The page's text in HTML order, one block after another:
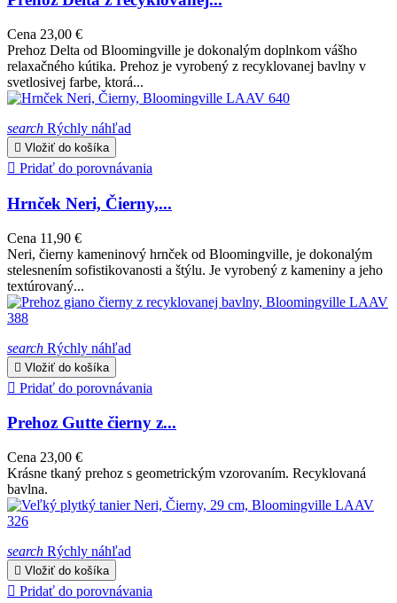
Cena 23,00 €
Prehoz Delta od Bloomingville je dokonalým doplnkom vášho
relaxačného kútika. Prehoz je vyrobený z recyklovanej bavlny v
svetlosivej farbe, ktorá...
search Rýchly náhľad
 Vložiť do košíka
 Pridať do porovnávania
Hrnček Neri, Čierny,...
Cena 11,90 €
Neri, čierny kameninový hrnček od Bloomingville, je dokonalým
stelesnením sofistikovanosti a štýlu. Je vyrobený z kameniny a jeho
textúrovaný...
search Rýchly náhľad
 Vložiť do košíka
 Pridať do porovnávania
Prehoz Gutte čierny z...
Cena 23,00 €
Krásne tkaný prehoz s geometrickým vzorovaním. Recyklovaná
bavlna.
search Rýchly náhľad
 Vložiť do košíka
 Pridať do porovnávania